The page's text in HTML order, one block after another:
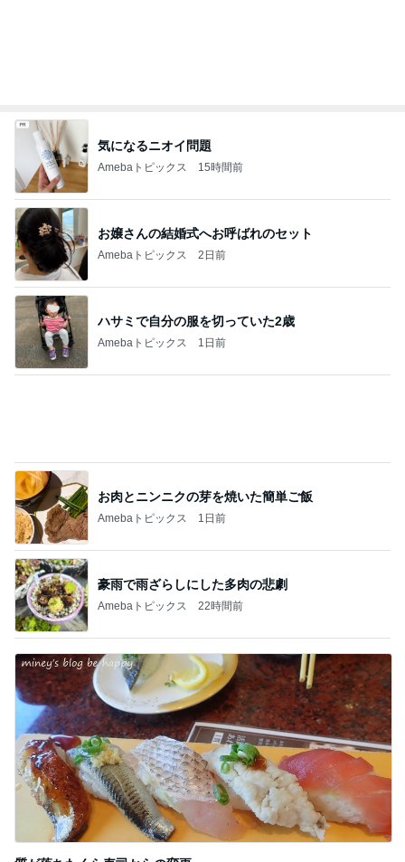
お嬢さんの結婚式へお呼ばれのセット
Amebaトピックス 2日前
ハサミで自分の服を切っていた2歳
Amebaトピックス 1日前
豪雨で雨ざらしにした多肉の悲劇
Amebaトピックス 22時間前
質が落ちたくら寿司からの変更
Amebaトピックス 1日前
記事を読む